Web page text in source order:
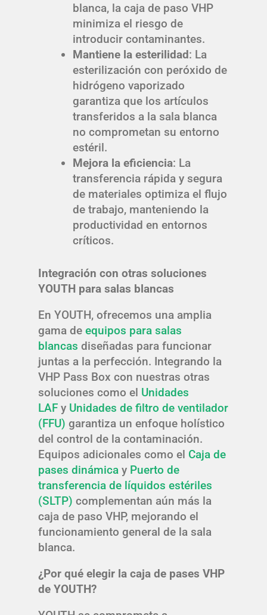
blanca, la caja de paso VHP
minimiza el riesgo de
introducir contaminantes.
Mantiene la esterilidad: La
esterilización con peróxido de
hidrógeno vaporizado
garantiza que los artículos
transferidos a la sala blanca
no comprometan su entorno
estéril.
Mejora la eficiencia: La
transferencia rápida y segura
de materiales optimiza el flujo
de trabajo, manteniendo la
productividad en entornos
críticos.
Integración con otras soluciones
YOUTH para salas blancas
En YOUTH, ofrecemos una amplia
gama de equipos para salas
blancas diseñadas para funcionar
juntas a la perfección. Integrando la
VHP Pass Box con nuestras otras
soluciones como el Unidades
LAF y Unidades de filtro de ventilador
(FFU) garantiza un enfoque holístico
del control de la contaminación.
Equipos adicionales como el Caja de
pases dinámica y Puerto de
transferencia de líquidos estériles
(SLTP) complementan aún más la
caja de paso VHP, mejorando el
funcionamiento general de la sala
blanca.
¿Por qué elegir la caja de pases VHP
de YOUTH?